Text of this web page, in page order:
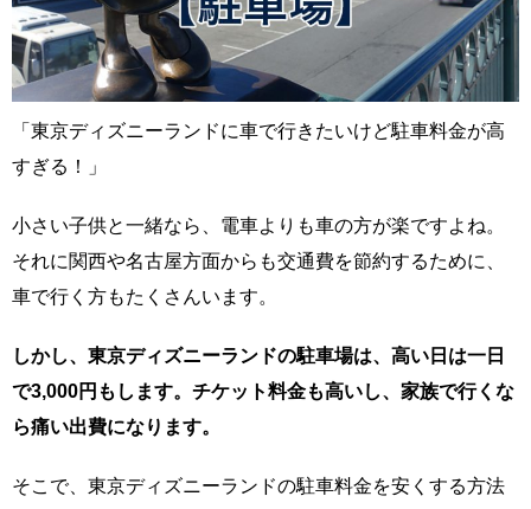
「東京ディズニーランドに車で行きたいけど駐車料金が高
すぎる！」
小さい子供と一緒なら、電車よりも車の方が楽ですよね。
それに関西や名古屋方面からも交通費を節約するために、
車で行く方もたくさんいます。
しかし、東京ディズニーランドの駐車場は、高い日は一日
で3,000円もします。チケット料金も高いし、家族で行くな
ら痛い出費になります。
そこで、東京ディズニーランドの駐車料金を安くする方法